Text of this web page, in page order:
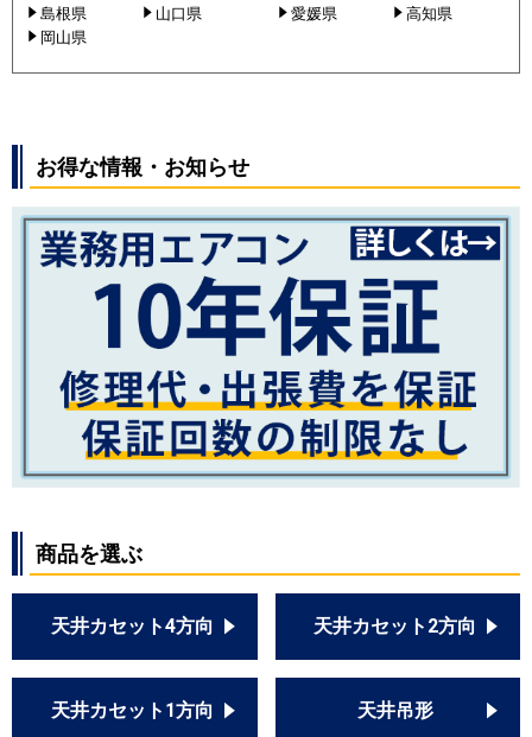
島根県
山口県
岡山県
愛媛県
高知県
お得な情報・お知らせ
商品を選ぶ
天井カセット4方向 天井カセット2方向
天井カセット1方向 天井吊形